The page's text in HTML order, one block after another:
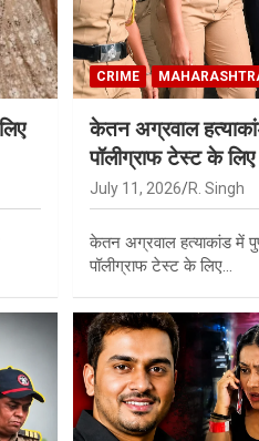
CRIME
केतन अग्रवाल
पॉलीग्राफ टेस्ट के लिए
July 11, 2026 R. Singh
केतन अग्रवाल हत्याकांड में
पॉलीग्राफ टेस्ट के लिए…